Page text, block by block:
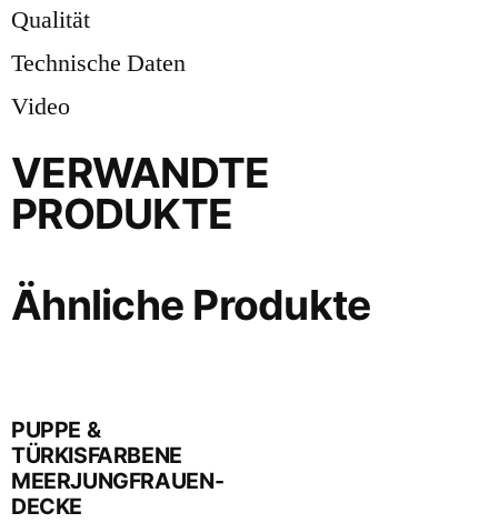
Qualität
Technische Daten
Video
VERWANDTE
PRODUKTE
Ähnliche Produkte
PUPPE &
TÜRKISFARBENE
MEERJUNGFRAUEN-
DECKE